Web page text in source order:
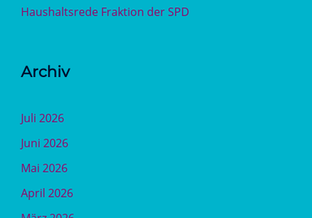
Haushaltsrede Fraktion der SPD
Archiv
Juli 2026
Juni 2026
Mai 2026
April 2026